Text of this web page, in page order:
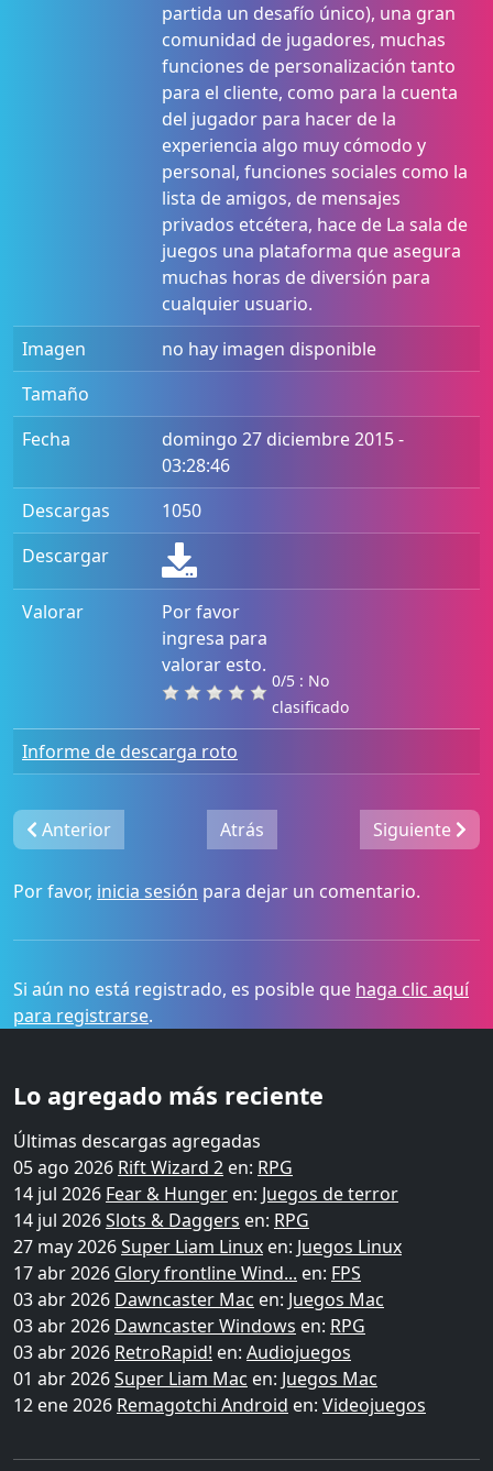
partida un desafío único), una gran
comunidad de jugadores, muchas
funciones de personalización tanto
para el cliente, como para la cuenta
del jugador para hacer de la
experiencia algo muy cómodo y
personal, funciones sociales como la
lista de amigos, de mensajes
privados etcétera, hace de La sala de
juegos una plataforma que asegura
muchas horas de diversión para
cualquier usuario.
Imagen
no hay imagen disponible
Tamaño
Fecha
domingo 27 diciembre 2015 -
03:28:46
Descargas
1050
Descargar
Valorar
Por favor
ingresa para
valorar esto.
0/5 : No
clasificado
Informe de descarga roto
Anterior Atrás Siguiente
Por favor, inicia sesión para dejar un comentario.
Si aún no está registrado, es posible que haga clic aquí
para registrarse.
Lo agregado más reciente
Últimas descargas agregadas
05 ago 2026 Rift Wizard 2 en: RPG
14 jul 2026 Fear & Hunger en: Juegos de terror
14 jul 2026Slots & Daggers en: RPG
27 may 2026Super Liam Linux en: Juegos Linux
17 abr 2026 Glory frontline Wind... en: FPS
03 abr 2026 Dawncaster Mac en: Juegos Mac
03 abr 2026 Dawncaster Windows en: RPG
03 abr 2026 RetroRapid! en: Audiojuegos
01 abr 2026Super Liam Mac en: Juegos Mac
12 ene 2026 Remagotchi Android en: Videojuegos